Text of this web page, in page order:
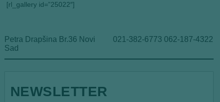
[rl_gallery id=”25022″]
Petra Drapšina Br.36 Novi
Sad
021-382-6773 062-187-4322
m
aNEWSLETTER